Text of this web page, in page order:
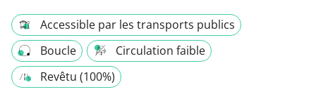
Accessible par les transports publics
Boucle
Circulation faible
Revêtu (100%)